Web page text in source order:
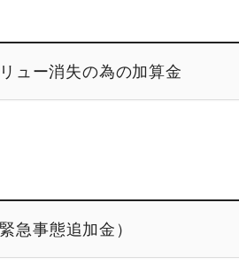
ュー消失の為の加算金
急事態追加金）